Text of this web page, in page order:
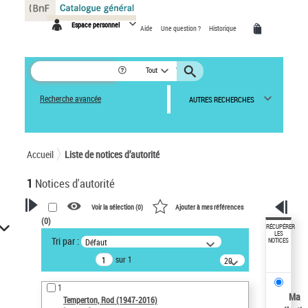
Espace personnel Aide Une question ? Historique
Tout
Recherche avancée AUTRES RECHERCHES
Accueil Liste de notices d’autorité
1 Notices d'autorité
VOTRE RECHERCHE
Recherche avancée dans les
notices d’autorité
Œuvres liées à l'auteur :
Temperton, Rod (1947-2016)
Voir la sélection (0) Ajouter à mes références
(0)
Tri par : Défaut
sur 1
20
résultats/page
1
Temperton, Rod (1947-2016)
RÉCUPÉRER
LES
NOTICES
Ma
Panneau de gestion des cookies